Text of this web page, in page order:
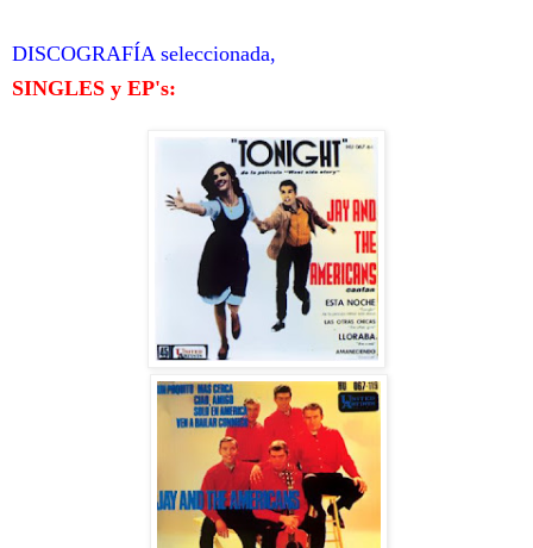
DISCOGRAFÍA seleccionada,
SINGLES y EP's: